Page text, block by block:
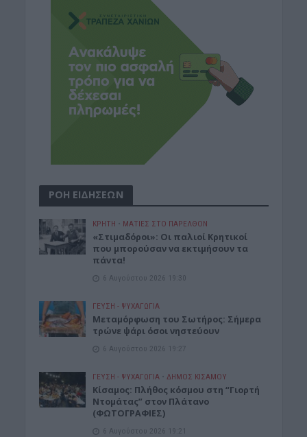
ΡΟΗ ΕΙΔΗΣΕΩΝ
ΚΡΗΤΗ • ΜΑΤΙΕΣ ΣΤΟ ΠΑΡΕΛΘΟΝ
«Στιμαδόροι»: Οι παλιοί Κρητικοί
που μπορούσαν να εκτιμήσουν τα
πάντα!
6 Αυγούστου 2026 19:30
ΓΕΎΣΗ - ΨΥΧΑΓΩΓΊΑ
Μεταμόρφωση του Σωτήρος: Σήμερα
τρώνε ψάρι όσοι νηστεύουν
6 Αυγούστου 2026 19:27
ΓΕΎΣΗ - ΨΥΧΑΓΩΓΊΑ • ΔΉΜΟΣ ΚΙΣΆΜΟΥ
Κίσαμος: Πλήθος κόσμου στη “Γιορτή
Ντομάτας” στον Πλάτανο
(ΦΩΤΟΓΡΑΦΙΕΣ)
6 Αυγούστου 2026 19:21